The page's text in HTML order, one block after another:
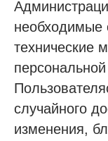
необходимые
технические
случайного
изменения,